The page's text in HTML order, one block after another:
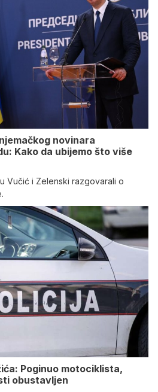
novinara
Kako da ubijemo što više
Vučić i Zelenski razgovarali o
Poginuo motociklista,
obustavljen